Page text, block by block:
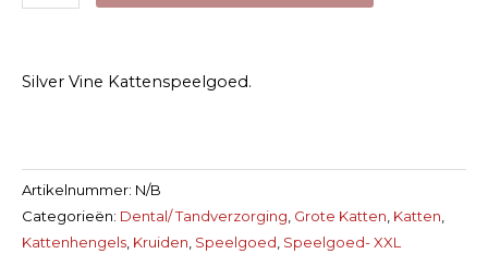
Silver
speelgoed
Silver Vine Kattenspeelgoed.
Artikelnummer: N/B
Categorieën: Dental/ Tandverzorging, Grote Katten, Katten,
Kattenhengels, Kruiden, Speelgoed, Speelgoed- XXL